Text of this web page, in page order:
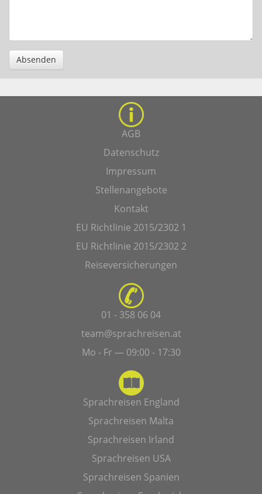
Absenden
AGB
Datenschutz
Impressum
Stellenangebote
Kontakt
EU Richtlinie 2015/2302 1
EU Richtlinie 2015/2302 2
Reiseversicherungen
01 - 358 06 04
team@sprachreisen.at
Mo - Fr — 09:00 - 17:30
Sprachreisen England
Sprachreisen Malta
Sprachreisen Irland
Sprachreisen USA
Sprachreisen Spanien